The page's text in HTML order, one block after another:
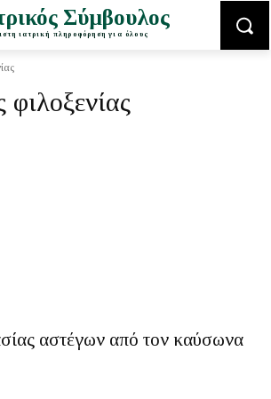
Σύμβουλος
ιατρική πληροφόρηση για όλους
φιλοξενίας
αστέγων από τον καύσωνα